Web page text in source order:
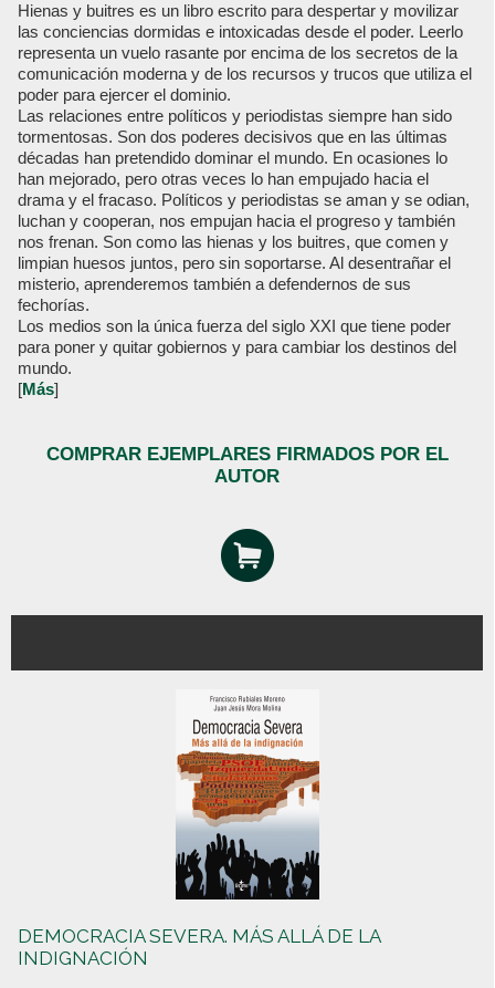
Hienas y buitres es un libro escrito para despertar y movilizar
las conciencias dormidas e intoxicadas desde el poder. Leerlo
representa un vuelo rasante por encima de los secretos de la
comunicación moderna y de los recursos y trucos que utiliza el
poder para ejercer el dominio.
Las relaciones entre políticos y periodistas siempre han sido
tormentosas. Son dos poderes decisivos que en las últimas
décadas han pretendido dominar el mundo. En ocasiones lo
han mejorado, pero otras veces lo han empujado hacia el
drama y el fracaso. Políticos y periodistas se aman y se odian,
luchan y cooperan, nos empujan hacia el progreso y también
nos frenan. Son como las hienas y los buitres, que comen y
limpian huesos juntos, pero sin soportarse. Al desentrañar el
misterio, aprenderemos también a defendernos de sus
fechorías.
Los medios son la única fuerza del siglo XXI que tiene poder
para poner y quitar gobiernos y para cambiar los destinos del
mundo.
[Más]
COMPRAR EJEMPLARES FIRMADOS POR EL
AUTOR
DEMOCRACIA SEVERA. MÁS ALLÁ DE LA
INDIGNACIÓN